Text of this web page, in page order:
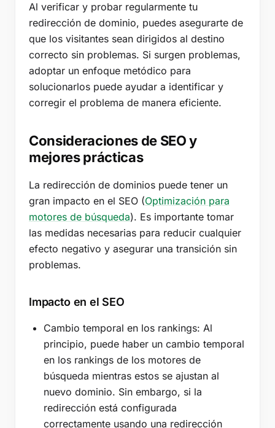
Al verificar y probar regularmente tu
redirección de dominio, puedes asegurarte de
que los visitantes sean dirigidos al destino
correcto sin problemas. Si surgen problemas,
adoptar un enfoque metódico para
solucionarlos puede ayudar a identificar y
corregir el problema de manera eficiente.
Consideraciones de SEO y
mejores prácticas
La redirección de dominios puede tener un
gran impacto en el SEO (Optimización para
motores de búsqueda). Es importante tomar
las medidas necesarias para reducir cualquier
efecto negativo y asegurar una transición sin
problemas.
Impacto en el SEO
Cambio temporal en los rankings: Al
principio, puede haber un cambio temporal
en los rankings de los motores de
búsqueda mientras estos se ajustan al
nuevo dominio. Sin embargo, si la
redirección está configurada
correctamente usando una redirección